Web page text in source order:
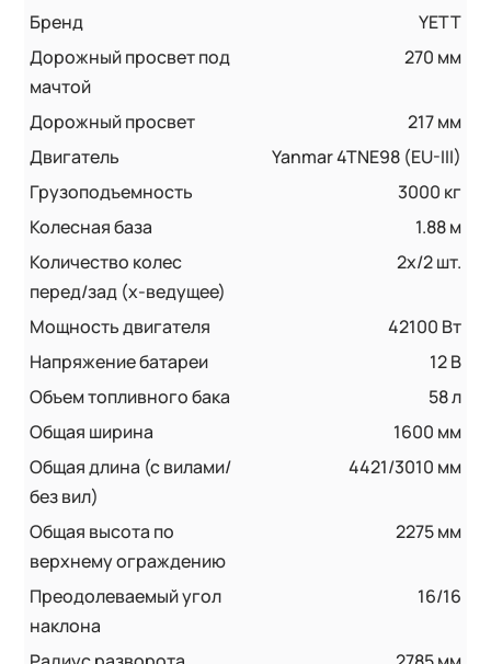
Бренд
YETT
Дорожный просвет под
мачтой
270 мм
Дорожный просвет
217 мм
Двигатель
Yanmar 4TNE98 (EU-III)
Грузоподъемность
3000 кг
Колесная база
1.88 м
Количество колес
перед/зад (x-ведущее)
2x/2 шт.
Мощность двигателя
42100 Вт
Напряжение батареи
12 B
Объем топливного бака
58 л
Общая ширина
1600 мм
Общая длина (с вилами/
без вил)
4421/3010 мм
Общая высота по
верхнему ограждению
2275 мм
Преодолеваемый угол
наклона
16/16